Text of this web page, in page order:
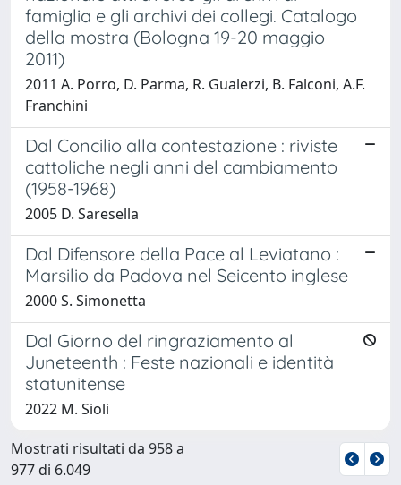
famiglia e gli archivi dei collegi. Catalogo
della mostra (Bologna 19-20 maggio
2011)
2011 A. Porro, D. Parma, R. Gualerzi, B. Falconi, A.F.
Franchini
Dal Concilio alla contestazione : riviste
cattoliche negli anni del cambiamento
(1958-1968)
2005 D. Saresella
Dal Difensore della Pace al Leviatano :
Marsilio da Padova nel Seicento inglese
2000 S. Simonetta
Dal Giorno del ringraziamento al
Juneteenth : Feste nazionali e identità
statunitense
2022 M. Sioli
Mostrati risultati da 958 a
977 di 6.049